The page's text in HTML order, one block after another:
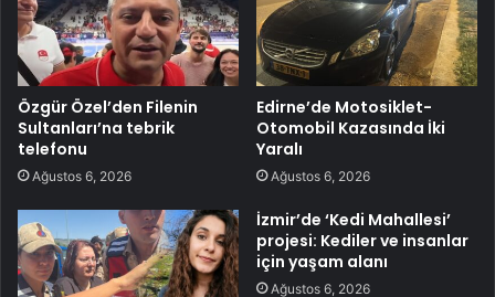
Özgür Özel’den Filenin
Sultanları’na tebrik
telefonu
Ağustos 6, 2026
Edirne’de Motosiklet-
Otomobil Kazasında İki
Yaralı
Ağustos 6, 2026
İzmir’de ‘Kedi Mahallesi’
projesi: Kediler ve insanlar
için yaşam alanı
Ağustos 6, 2026